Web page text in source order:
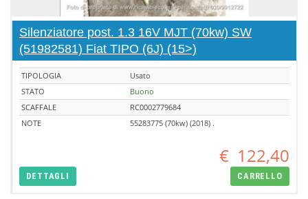
Silenziatore post. 1.3 16V MJT (70kw) SW
(51982581) Fiat TIPO (6J) (15>)
TIPOLOGIA
Usato
STATO
Buono
SCAFFALE
RC0002779684
NOTE
55283775 (70kw) (2018) .
€ 122,40
DETTAGLI CARRELLO